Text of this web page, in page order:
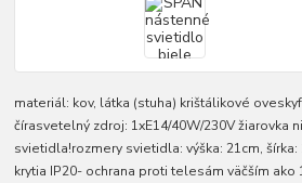
materiál: kov, látka (stuha) krištálikové
čírasvetelný zdroj: 1xE14/40W/230V žiarovka
svietidla!rozmery svietidla: výška: 21cm,
krytia IP20- ochrana proti telesám väčším ako